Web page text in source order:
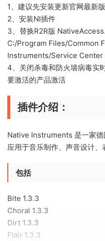
1、建议先安装更新官网最新版
2、安装NI插件
3、替换R2R版
C:/Program Files/Common
Instruments/Service Center
4、关闭杀毒和防火墙病毒实
要激活的产品激活
插件介绍：
Native Instruments 是一家
应用于音乐制作、声音设计、
包括
Bite 1.3.3
Choral 1.3.3
Dirt 1.3.3
Flair 1.3.3